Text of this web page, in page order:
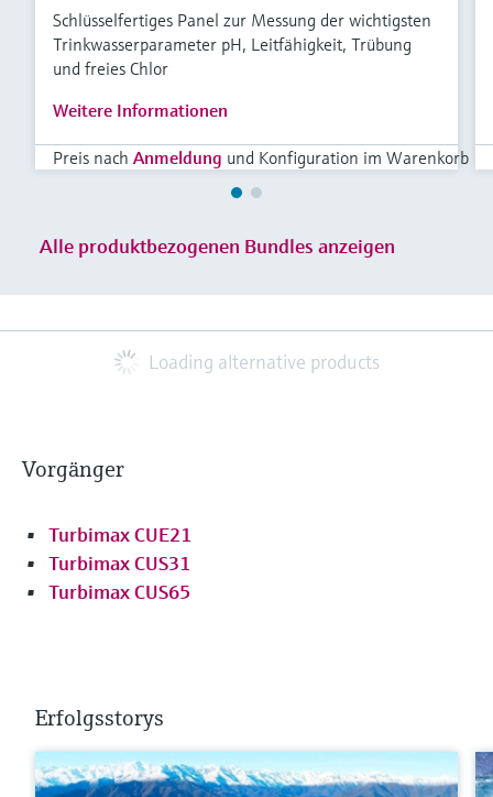
Schlüsselfertiges Panel zur Messung der wichtigsten
Trinkwasserparameter pH, Leitfähigkeit, Trübung
und freies Chlor
Weitere Informationen
Preis nach Anmeldung und Konfiguration im Warenkorb
Alle produktbezogenen Bundles anzeigen
Loading alternative products
Vorgänger
Turbimax CUE21
Turbimax CUS31
Turbimax CUS65
Erfolgsstorys